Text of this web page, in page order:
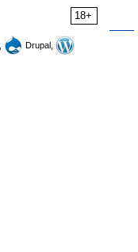
18+
Drupal,